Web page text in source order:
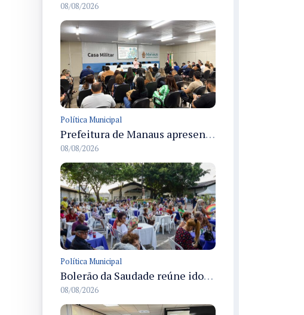
08/08/2026
Política Municipal
Prefeitura de Manaus apresenta Plano de Integridade da CGM e qualifica servidores para governança e conformidade no biênio 2027-2028
08/08/2026
Política Municipal
Bolerão da Saudade reúne idosos em Dia dos Pais promovido pela Fundação Dr. Thomas em Manaus
08/08/2026